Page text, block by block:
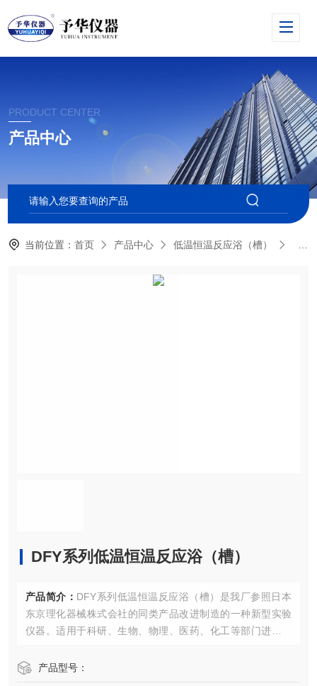
PRODUCT CENTER
产品中心
当前位置：首页 产品中心 低温恒温反应浴（槽）
DFY系列低温恒温反应浴（槽）
产品简介： DFY系列低温恒温反应浴（槽）是我厂参照日本
东京理化器械株式会社的同类产品改进制造的一种新型实验
仪器。适用于科研、生物、物理、医药、化工等部门进行低
条件，又可以作为低温水槽做运用粘度的测试，又可底部装
产品型号：